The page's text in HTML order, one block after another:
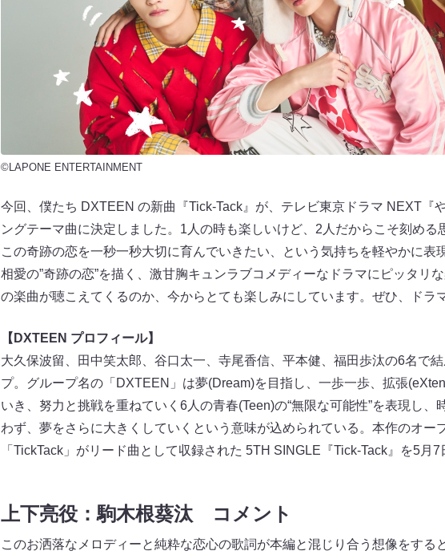
©LAPONE ENTERTAINMENT
今回、僕たち DXTEEN の新曲『Tick-Tack』が、テレビ東京ドラマ NEXT『
ングテーマ曲に決定しました。1人の時も楽しいけど、2人だからこそ刻める
この奇跡の恋を一秒一秒大切に育んでいきたい、という気持ちを軽やかに表
相愛の”奇跡の恋”を描く、激甘胸キュンラブコメディーなドラマにピッタリ
の楽曲が聴こえてくるのか、今からとても楽しみにしています。ぜひ、ドラ
【DXTEEN プロフィール】
大久保波留、田中笑太郎、谷口太一、寺尾香信、平本健、福田歩汰の6名で
プ。グループ名の「DXTEEN」は夢(Dream)を目指し、一歩一歩、拡張
いき、努力と挑戦を重ねていく6人の青春(Teen)の“無限な可能性”を表現し
わず、夢をさらに大きくしていくという意味が込められている。本作のオー
「TickTack」がリード曲として収録された 5TH SINGLE『Tick-Tack』を5月7
上下亮役：駒木根葵汰 コメント
このお洒落なメロディーと純粋な恋心の歌詞が本編と混じり合う想像をする